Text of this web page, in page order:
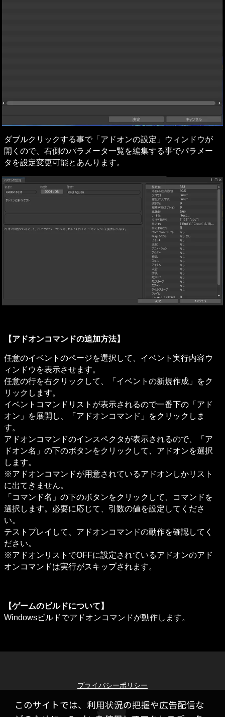
このサイトでは、利用状況の把握や広告配信な
ダブルクリックする事で「アドオンの設定」ウィンドウが
開くので、右側のパラメータ一覧を編集する事でパラメー
タを設定変更可能とあんります。
【アドオンコマンドの追加方法】
任意のイベントのページを選択して、イベント実行内容ウ
ィンドウを表示させます。
任意の行を右クリックして、「イベントの新規作成」をク
リックします。
イベントコマンドリストが表示されるので一番下の「アド
オン」を展開し、「アドオンコマンド」をクリックしま
す。
アドオンコマンドのインスペクタが表示されるので、「ア
ドオン名」の下のボタンをクリックして、アドオンを選択
します。
※アドオンコマンドが用意されているアドオンしかリスト
に出てきません。
「コマンド名」の下のボタンをクリックして、コマンドを
選択します。必要に応じて、引数の値を設定してくださ
い。
テストプレイして、アドオンコマンドの動作を確認してく
ださい。
※アドオンリストでOFFに設定されているアドオンのアド
オンコマンドは実行がスキップされます。
【ゲームのビルドについて】
Windowsビルドでアドオンコマンドが動作します。
プライバシーポリシー